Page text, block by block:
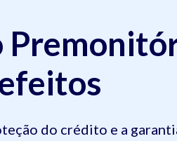
do crédito e a